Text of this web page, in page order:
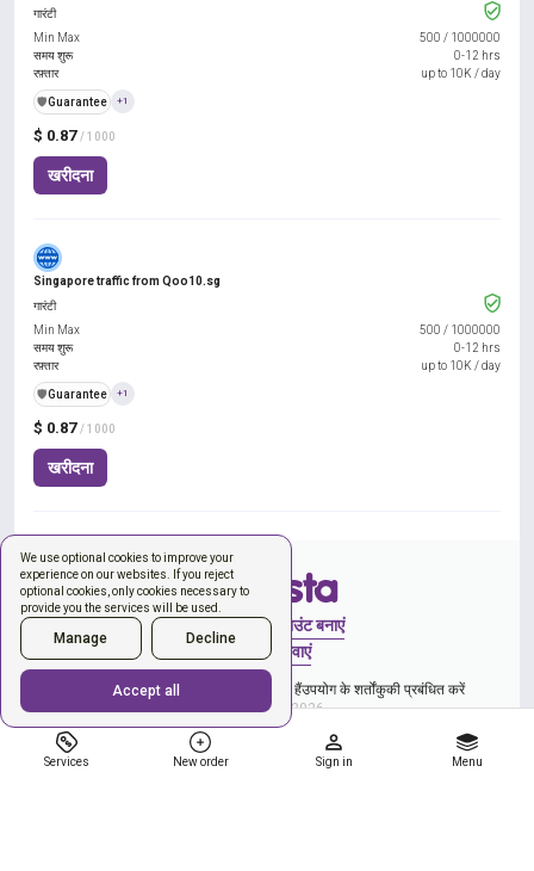
We use optional cookies to improve your
experience on our websites. If you reject
optional cookies, only cookies necessary to
provide you the services will be used.
Manage Decline
Accept all
Services New order Sign in Menu
$ 0.87 / 1000
खरीदना
गारंटी
Min Max
500 / 1000000
समय शुरू
0-12 hrs
रफ़्तार
up to 10K / day
️🛡️Guarantee +1
Singapore traffic from Qoo10.sg
$ 0.87 / 1000
खरीदना
गारंटी
Min Max
500 / 1000000
समय शुरू
0-12 hrs
रफ़्तार
up to 10K / day
️🛡️Guarantee +1
साइन इन करेंअकाउंट बनाएं
नया ऑर्डर
सेवाएं
और गोपनीयता नीति से सहमति व्यक्त कर रहे हैंउपयोग के शर्तोंकुकी प्रबंधित करें
Copyright © 2026